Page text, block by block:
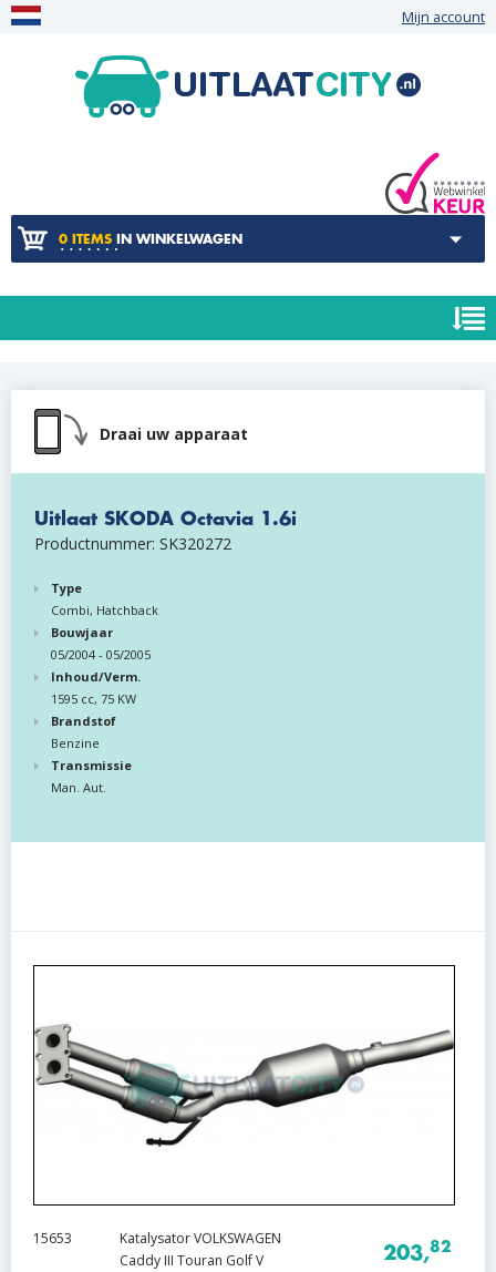
Mijn account
0 ITEMS IN WINKELWAGEN
Draai uw apparaat
Uitlaat SKODA Octavia 1.6i
Productnummer: SK320272
Type
Combi, Hatchback
Bouwjaar
05/2004 - 05/2005
Inhoud/Verm.
1595 cc, 75 KW
Brandstof
Benzine
Transmissie
Man. Aut.
15653
Katalysator VOLKSWAGEN
Caddy III Touran Golf V
203,82